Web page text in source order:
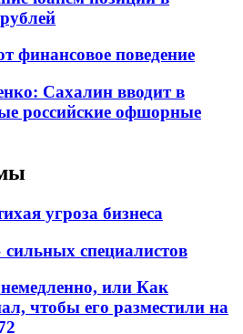
финансовое поведение
Сахалин вводит в
российские офшорные
угроза бизнеса
специалистов
или Как
чтобы его разместили на